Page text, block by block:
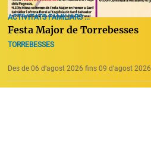
ACTIVITATS FAMILIARS ...
Festa Major de Torrebesses
TORREBESSES
Des de 06 d’agost 2026 fins 09 d’agost 2026